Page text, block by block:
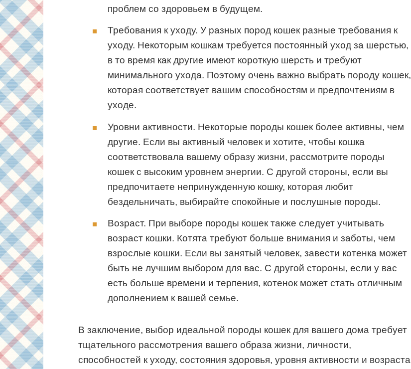
проблем со здоровьем в будущем.
Требования к уходу. У разных пород кошек разные требования к
уходу. Некоторым кошкам требуется постоянный уход за шерстью,
в то время как другие имеют короткую шерсть и требуют
минимального ухода. Поэтому очень важно выбрать породу кошек,
которая соответствует вашим способностям и предпочтениям в
уходе.
Уровни активности. Некоторые породы кошек более активны, чем
другие. Если вы активный человек и хотите, чтобы кошка
соответствовала вашему образу жизни, рассмотрите породы
кошек с высоким уровнем энергии. С другой стороны, если вы
предпочитаете непринужденную кошку, которая любит
бездельничать, выбирайте спокойные и послушные породы.
Возраст. При выборе породы кошек также следует учитывать
возраст кошки. Котята требуют больше внимания и заботы, чем
взрослые кошки. Если вы занятый человек, завести котенка может
быть не лучшим выбором для вас. С другой стороны, если у вас
есть больше времени и терпения, котенок может стать отличным
дополнением к вашей семье.
В заключение, выбор идеальной породы кошек для вашего дома требует
тщательного рассмотрения вашего образа жизни, личности,
способностей к уходу, состояния здоровья, уровня активности и возраста